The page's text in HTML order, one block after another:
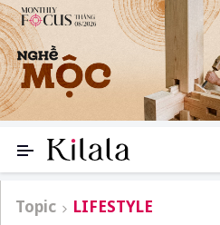
Topic LIFESTYLE